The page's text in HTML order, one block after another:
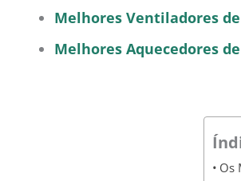
Melhores Ventiladores
Melhores Aquecedores
Os